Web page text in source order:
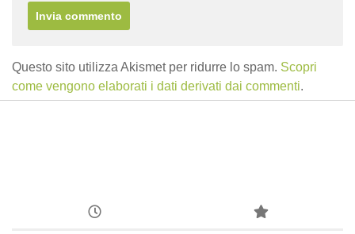
Questo sito utilizza Akismet per ridurre lo spam. Scopri
come vengono elaborati i dati derivati dai commenti.